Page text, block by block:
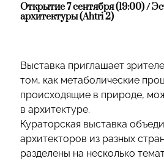
Открытие 7 сентября (19:00) /
архитектуры (Ahtri 2)
Выставка приглашает
том, как метаболические
происходящие в природе,
в архитектуре.
Кураторская выставка
архитекторов из разных
разделены на несколько